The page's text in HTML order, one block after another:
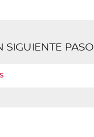
SIGUIENTE PASO